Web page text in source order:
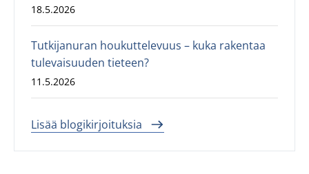
18.5.2026
Tutkijanuran houkuttelevuus – kuka rakentaa
tulevaisuuden tieteen?
11.5.2026
Lisää blogikirjoituksia